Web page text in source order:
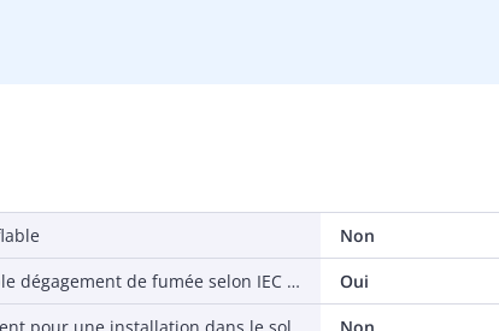
Non
À faible dégagement de fumée selon IEC 61034-2
Oui